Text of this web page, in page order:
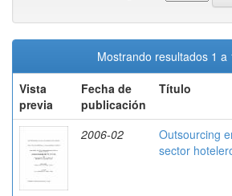
Mostrando resultados 1 a
Vista
previa
Fecha de
publicación
Título
2006-02
Outsourcing
sector